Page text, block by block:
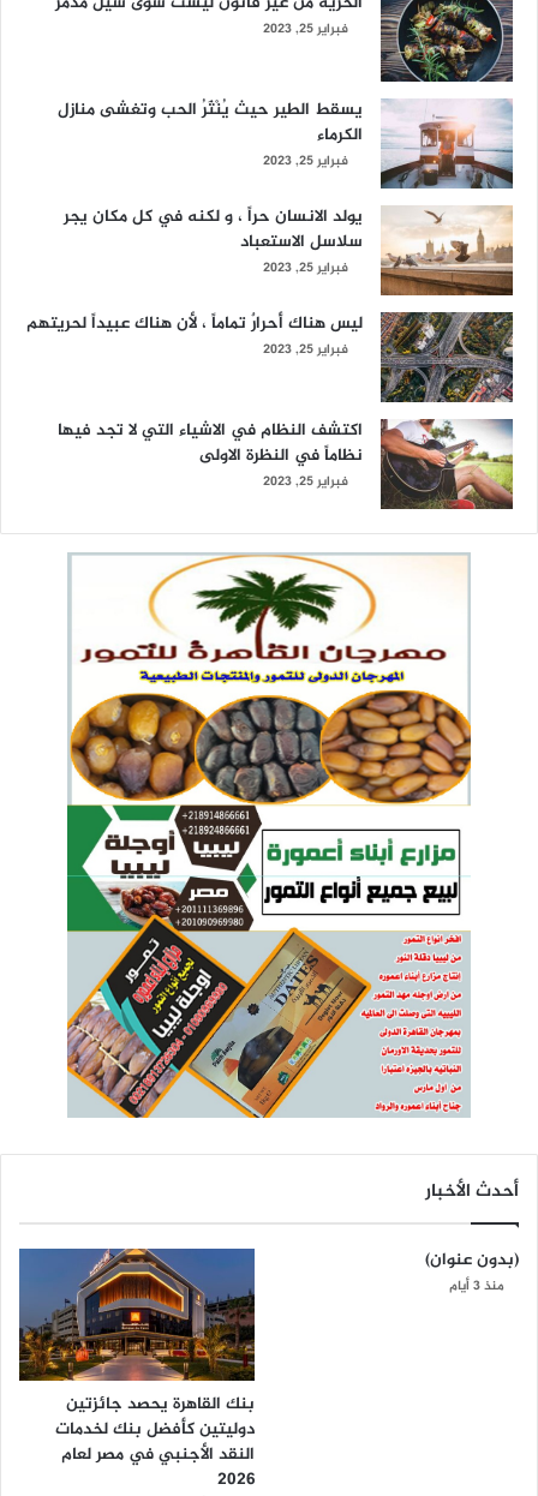
فبراير 25, 2023
يسقط الطير حيث يُنْثَرُ الحب وتغشى منازل
الكرماء
فبراير 25, 2023
يولد الانسان حراً ، و لكنه في كل مكان يجر
سلاسل الاستعباد
فبراير 25, 2023
ليس هناك أحرارٌ تماماً ، لأن هناك عبيداً لحريتهم
فبراير 25, 2023
اكتشف النظام في الاشياء التي لا تجد فيها
نظاماً في النظرة الاولى
فبراير 25, 2023
أحدث الأخبار
(بدون عنوان)
منذ 3 أيام
بنك القاهرة يحصد جائزتين
دوليتين كأفضل بنك لخدمات
النقد الأجنبي في مصر لعام
2026